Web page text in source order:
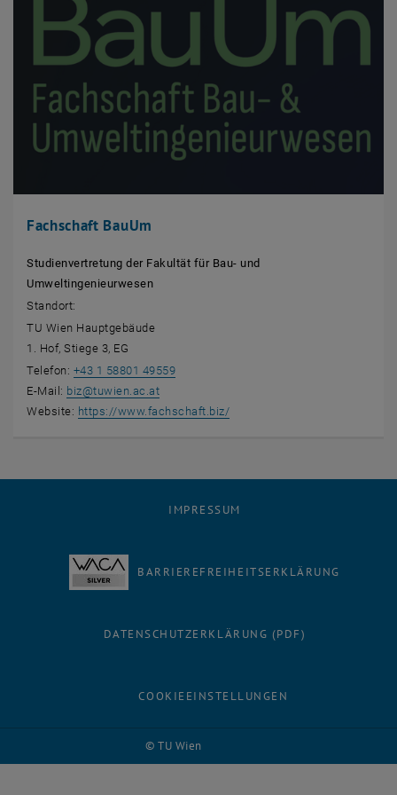
Fachschaft BauUm
Studienvertretung der Fakultät für Bau- und
Umweltingenieurwesen
Standort:
TU Wien Hauptgebäude
1. Hof, Stiege 3, EG
Telefon: +43 1 58801 49559
E-Mail: biz@tuwien.ac.at
Website: https://www.fachschaft.biz/, öffnet eine externe URL in
© TU Wien
IMPRESSUM
BARRIEREFREIHEITSERKLÄRUNG
DATENSCHUTZERKLÄRUNG (PDF)
COOKIEEINSTELLUNGEN